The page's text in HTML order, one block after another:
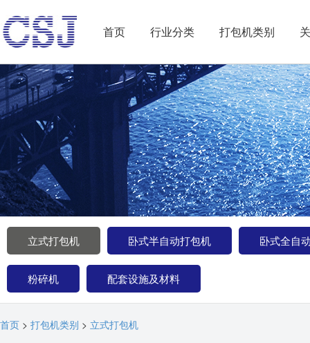
首页 行业分类 打包机类别
立式打包机 卧式半自动打包机 卧式全自
粉碎机 配套设施及材料
首页 > 打包机类别 > 立式打包机